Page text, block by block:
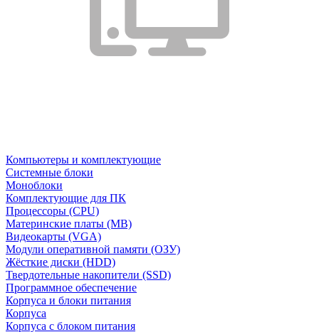
Компьютеры и комплектующие
Системные блоки
Моноблоки
Комплектующие для ПК
Процессоры (CPU)
Материнские платы (MB)
Видеокарты (VGA)
Модули оперативной памяти (ОЗУ)
Жёсткие диски (HDD)
Твердотельные накопители (SSD)
Программное обеспечение
Корпуса и блоки питания
Корпуса
Корпуса с блоком питания